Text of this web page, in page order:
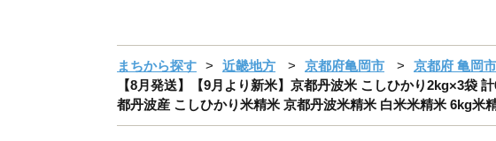
まちから探す 近畿地方 京都府亀岡市
京都府 亀岡
【8月発送】【9月より新米】京都丹波米 こしひかり2kg×3
都丹波産 こしひかり米精米 京都丹波米精米 白米米精米 6kg米